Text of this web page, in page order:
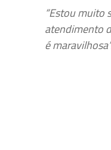
“Estou muito
atendimento
é